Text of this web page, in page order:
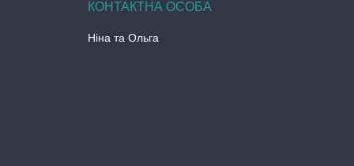
Ніна та Ольга